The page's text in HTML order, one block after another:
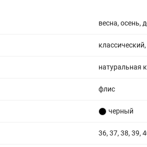
весна, осень,
натуральная
флис
черный
36, 37, 38, 39,